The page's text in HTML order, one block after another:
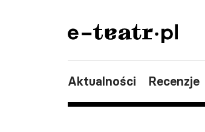
Aktualności Recenzje